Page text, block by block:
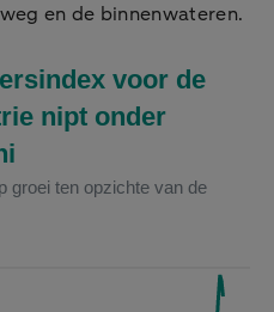
en de binnenwateren.